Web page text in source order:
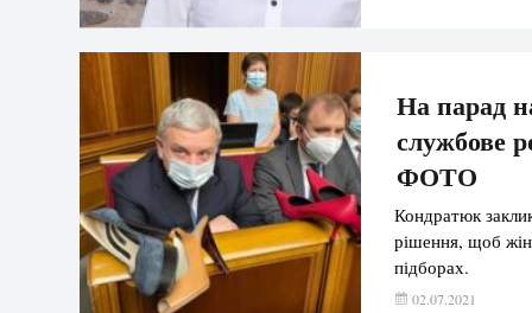
На парад
службове
ФОТО
Кондратюк
рішення, щоб
підборах.
02.07.2021